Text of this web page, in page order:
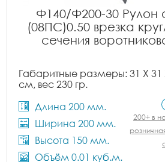
Ф140/Ф200-30 Рулон
(08ПС)0.50 врезка
сечения
Габаритные размеры: 31 X 31
см, вес 230 гр.
Длина 200 мм.
Ширина 200 мм.
Высота 150 мм.
Объём 0.01 куб.м.
200+ в